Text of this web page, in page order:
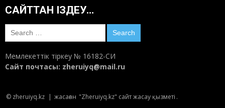
САЙТТАН ІЗДЕУ…
Search
for:
Мемлекеттік тіркеу № 16182-СИ
Сайт почтасы: zheruiyq@mail.ru
© zheruiyq.kz | жасаған "Zheruiyq.kz" сайт жасау қызметі .